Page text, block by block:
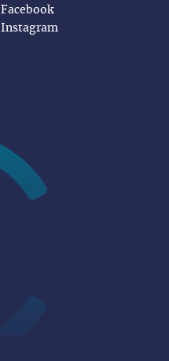
Facebook
Instagram